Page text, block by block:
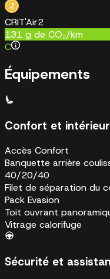
CRIT'Air2
131 g de CO₂/km
C
Équipements
Confort et intérieur
Accès Confort
Banquette arrière
40/20/40
Filet de séparation du
Pack Evasion
Toit ouvrant
Vitrage calorifuge
Sécurité et